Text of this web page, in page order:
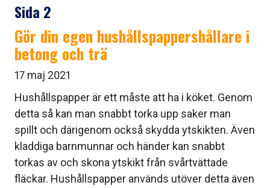
Sida 2
Gör din egen hushållspappershållare i
betong och trä
17 maj 2021
Hushållspapper är ett måste att ha i köket. Genom
detta så kan man snabbt torka upp saker man
spillt och därigenom också skydda ytskikten. Även
kladdiga barnmunnar och händer kan snabbt
torkas av och skona ytskikt från svårtvättade
fläckar. Hushållspapper används utöver detta även